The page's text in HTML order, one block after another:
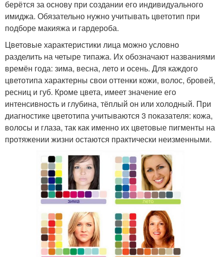
берётся за основу при создании его индивидуального
имиджа. Обязательно нужно учитывать цветотип при
подборе макияжа и гардероба.
Цветовые характеристики лица можно условно
разделить на четыре типажа. Их обозначают названиями
времён года: зима, весна, лето и осень. Для каждого
цветотипа характерны свои оттенки кожи, волос, бровей,
ресниц и губ. Кроме цвета, имеет значение его
интенсивность и глубина, тёплый он или холодный. При
диагностике цветотипа учитываются 3 показателя: кожа,
волосы и глаза, так как именно их цветовые пигменты на
протяжении жизни остаются практически неизменными.